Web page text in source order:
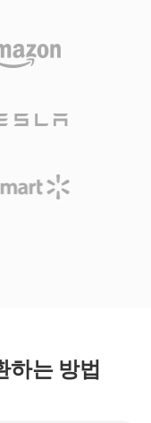
하는 방법